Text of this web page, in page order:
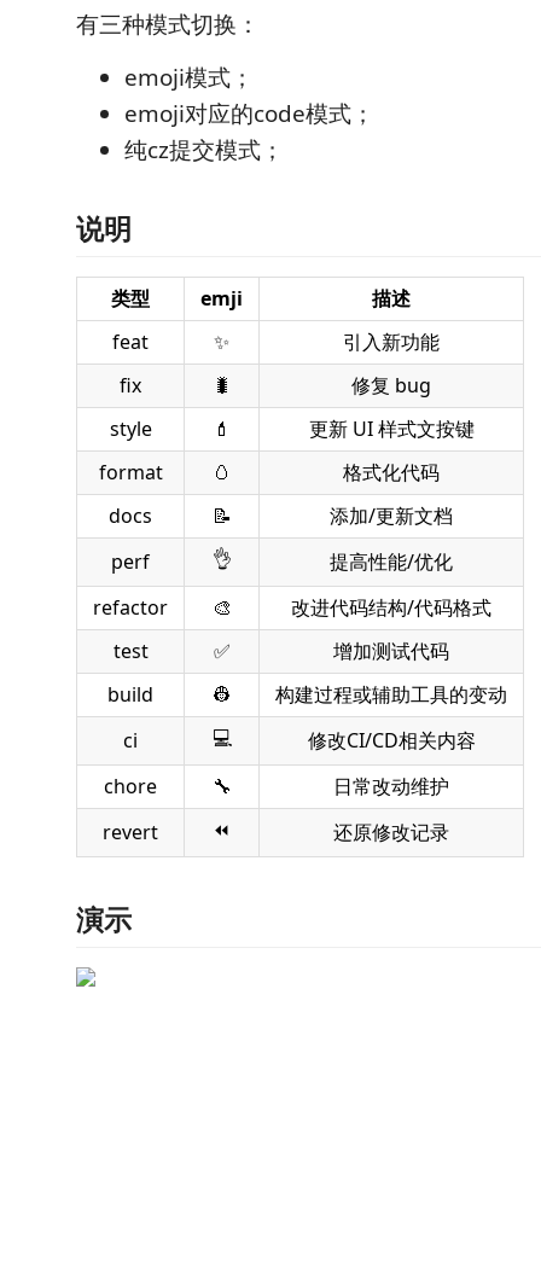
有三种模式切换：
emoji模式；
emoji对应的code模式；
纯cz提交模式；
说明
类型 emji
描述
feat
✨
引入新功能
fix
🐛
修复 bug
style
💄
更新 UI 样式文按键
format
🥚
格式化代码
docs
📝
添加/更新文档
perf
👌
提高性能/优化
refactor
🎨
改进代码结构/代码格式
test
✅
增加测试代码
build
👷
构建过程或辅助工具的变动
ci
💻
修改CI/CD相关内容
chore
🔧
日常改动维护
revert
⏪ 还原修改记录
演示